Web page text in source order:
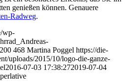
genießen können. Genauere
Radweg.
wp-
200 468 Martina Poggel https://die-
uploads/2015/10/logo-die-ganze-
2016-07-03 17:38:272019-07-04